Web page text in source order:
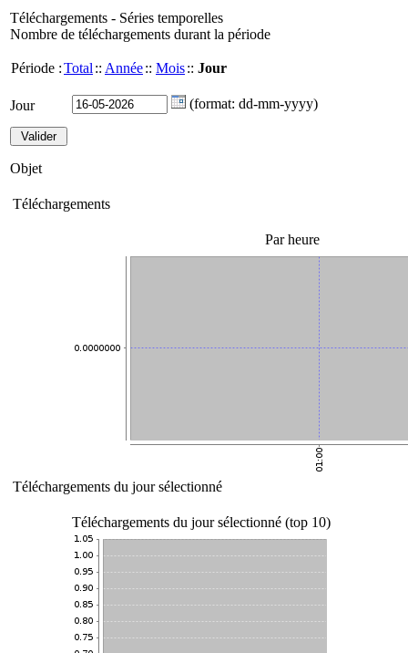
Téléchargements - Séries temporelles
Nombre de téléchargements durant la période
Période :Total :: Année:: Mois:: Jour
Jour (format: dd-mm-yyyy)
Objet
Téléchargements
Par heure
Téléchargements du jour sélectionné
Téléchargements du jour sélectionné (top 10)